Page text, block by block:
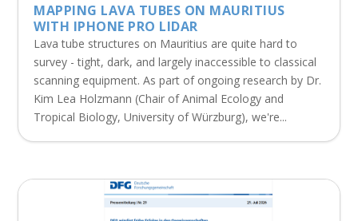
MAPPING LAVA TUBES ON MAURITIUS
WITH IPHONE PRO LIDAR
Lava tube structures on Mauritius are quite hard to
survey - tight, dark, and largely inaccessible to classical
scanning equipment. As part of ongoing research by Dr.
Kim Lea Holzmann (Chair of Animal Ecology and
Tropical Biology, University of Würzburg), we're...